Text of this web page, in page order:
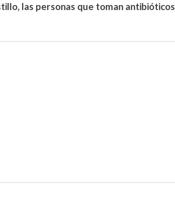
las personas que toman antibióticos